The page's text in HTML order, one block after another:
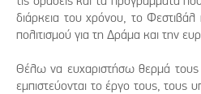
διάρκεια του χρόνου, το
πολιτισμού για τη Δράμα και την
Θέλω να ευχαριστήσω θερμά τους
εμπιστεύονται το έργο τους, τους